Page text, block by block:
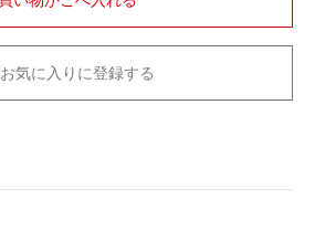
お気に入りに登録する